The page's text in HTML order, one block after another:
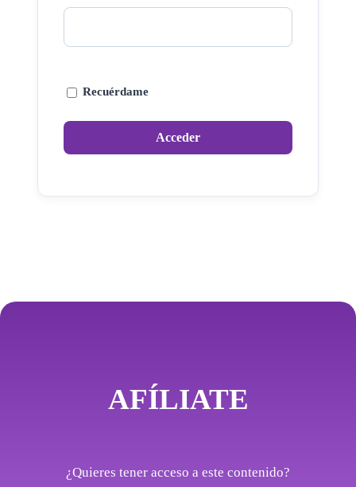
Recuérdame
AFÍLIATE
¿Quieres tener acceso a este contenido?